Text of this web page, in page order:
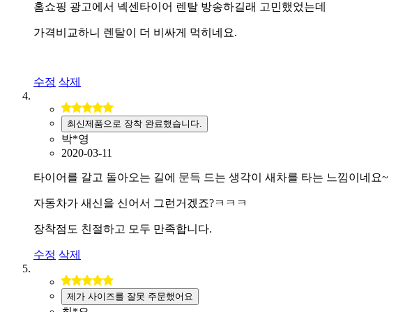
홈쇼핑 광고에서 넥센타이어 렌탈 방송하길래 고민했었는데
가격비교하니 렌탈이 더 비싸게 먹히네요.
수정 삭제
최신제품으로 장착 완료했습니다.
박*영
2020-03-11
타이어를 갈고 돌아오는 길에 문득 드는 생각이 새차를 타는 느낌이네요~
자동차가 새신을 신어서 그런거겠죠?ㅋㅋㅋ
장착점도 친절하고 모두 만족합니다.
수정 삭제
제가 사이즈를 잘못 주문했어요